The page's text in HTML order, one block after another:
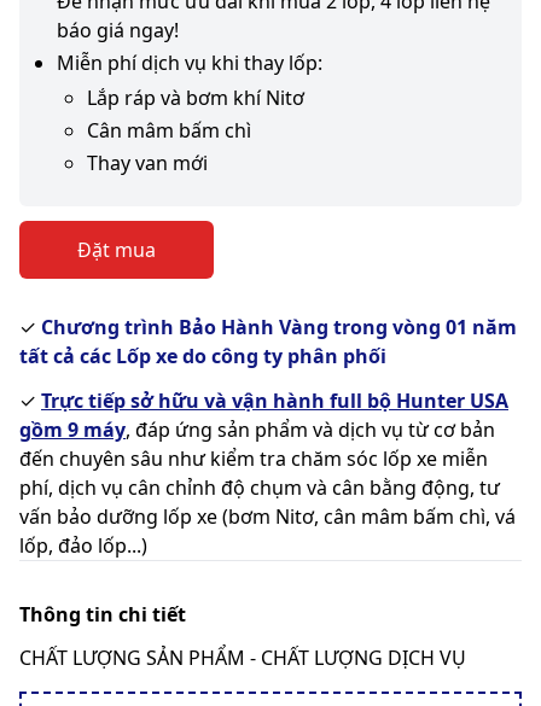
báo giá ngay!
Miễn phí dịch vụ khi thay lốp:
Lắp ráp và bơm khí Nitơ
Cân mâm bấm chì
Thay van mới
Đặt mua
✓ Chương trình Bảo Hành Vàng trong vòng 01 năm
tất cả các Lốp xe do công ty phân phối
✓ Trực tiếp sở hữu và vận hành full bộ Hunter USA
gồm 9 máy, đáp ứng sản phẩm và dịch vụ từ cơ bản
đến chuyên sâu như kiểm tra chăm sóc lốp xe miễn
phí, dịch vụ cân chỉnh độ chụm và cân bằng động, tư
vấn bảo dưỡng lốp xe (bơm Nitơ, cân mâm bấm chì, vá
lốp, đảo lốp...)
Thông tin chi tiết
CHẤT LƯỢNG SẢN PHẨM - CHẤT LƯỢNG DỊCH VỤ